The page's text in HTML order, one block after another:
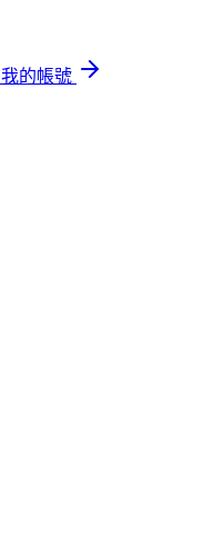
我的帳號